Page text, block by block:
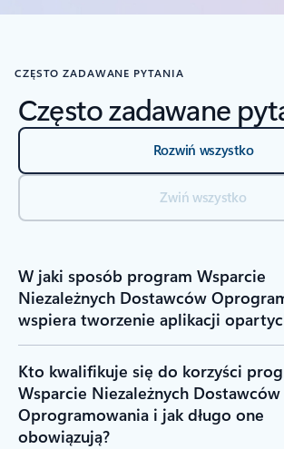
CZĘSTO ZADAWANE PYTANIA
Często zadawane
Rozwiń wszystko
Zwiń wszystko
W jaki sposób program Wsparcie
Niezależnych Dostawców
wspiera tworzenie aplikacji
Kto kwalifikuje się do korzyści
Wsparcie Niezależnych Dostawców
Oprogramowania i jak długo one
obowiązują?